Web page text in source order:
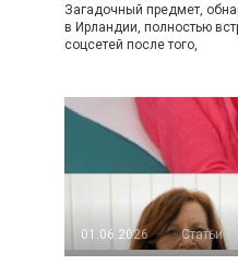
Загадочный предмет,
в Ирландии, полностью
соцсетей после того,
01.06.2026 Статьи